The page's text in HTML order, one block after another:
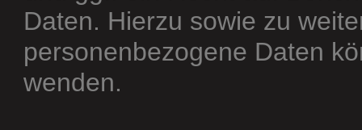
Daten. Hierzu sowie zu
personenbezogene Daten
wenden.